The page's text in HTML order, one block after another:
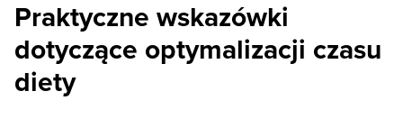
Praktyczne wskazówki
dotyczące optymalizacji czasu
diety